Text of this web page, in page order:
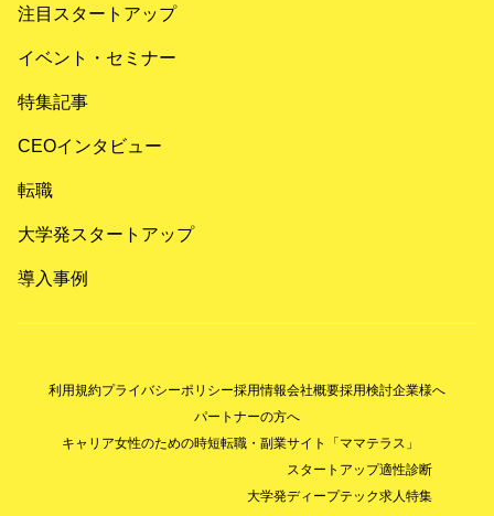
注目スタートアップ
イベント・セミナー
特集記事
CEOインタビュー
転職
大学発スタートアップ
導入事例
利用規約プライバシーポリシー採用情報会社概要採用検討企業様へ
パートナーの方へ
キャリア女性のための時短転職・副業サイト「ママテラス」
スタートアップ適性診断
大学発ディープテック求人特集